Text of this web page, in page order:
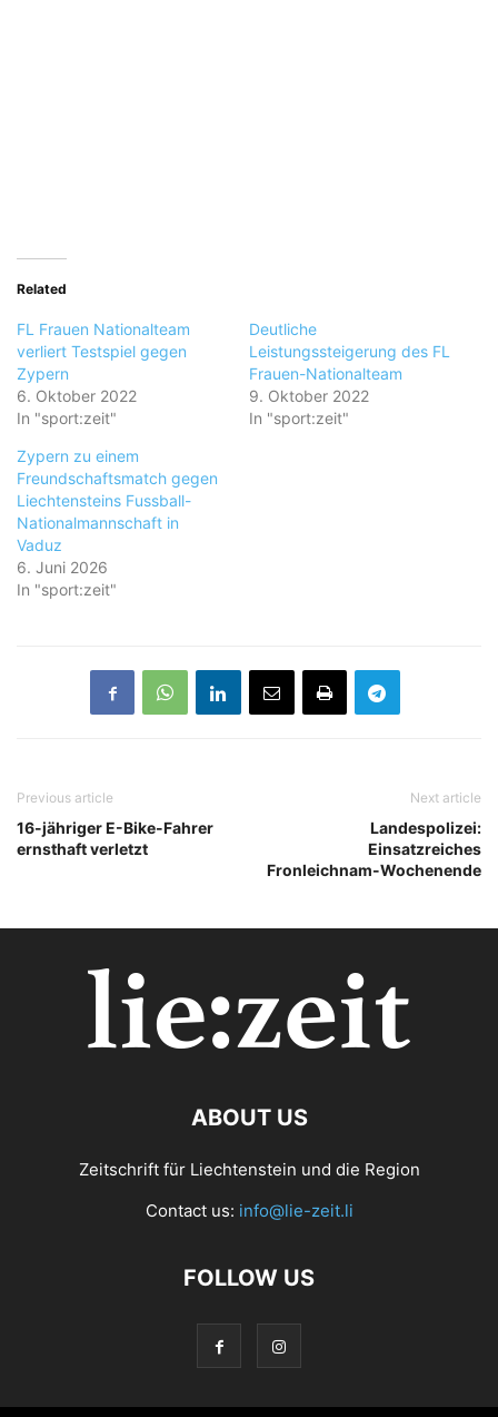
Related
FL Frauen Nationalteam
verliert Testspiel gegen
Zypern
6. Oktober 2022
In "sport:zeit"
Deutliche
Leistungssteigerung des FL
Frauen-Nationalteam
9. Oktober 2022
In "sport:zeit"
Zypern zu einem
Freundschaftsmatch gegen
Liechtensteins Fussball-
Nationalmannschaft in
Vaduz
6. Juni 2026
In "sport:zeit"
Previous article
16-jähriger E-Bike-Fahrer
ernsthaft verletzt
Next article
Landespolizei:
Einsatzreiches
Fronleichnam-Wochenende
ABOUT US
Zeitschrift für Liechtenstein und die Region
Contact us: info@lie-zeit.li
FOLLOW US